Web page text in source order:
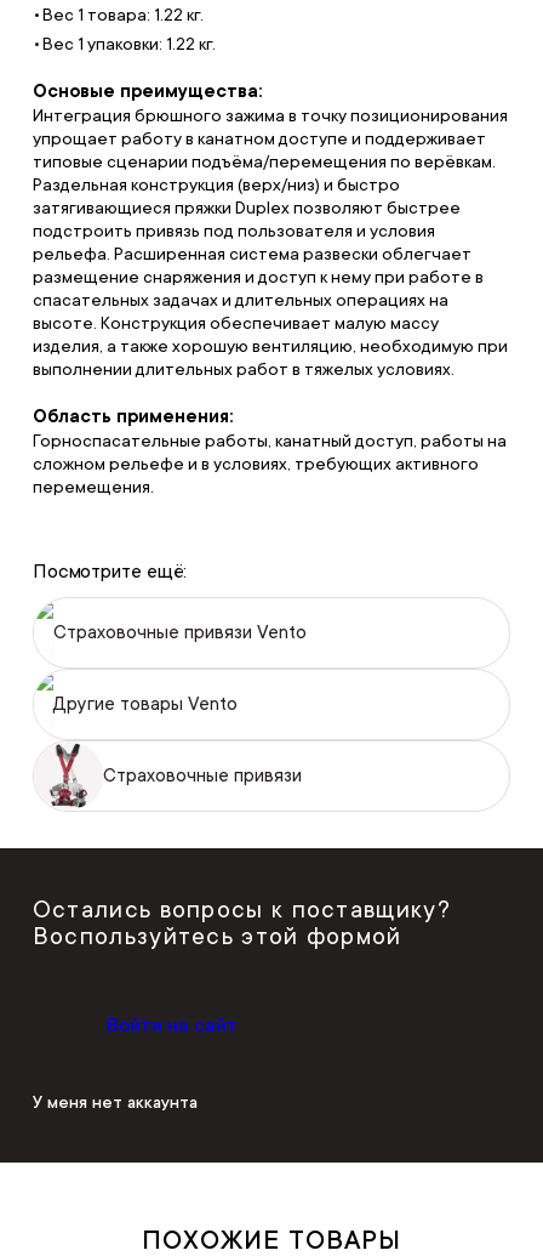
Вес 1 товара: 1.22 кг.
Вес 1 упаковки: 1.22 кг.
Основые преимущества:
Интеграция брюшного зажима в точку позиционирования
упрощает работу в канатном доступе и поддерживает
типовые сценарии подъёма/перемещения по верёвкам.
Раздельная конструкция (верх/низ) и быстро
затягивающиеся пряжки Duplex позволяют быстрее
подстроить привязь под пользователя и условия
рельефа. Расширенная система развески облегчает
размещение снаряжения и доступ к нему при работе в
спасательных задачах и длительных операциях на
высоте. Конструкция обеспечивает малую массу
изделия, а также хорошую вентиляцию, необходимую при
выполнении длительных работ в тяжелых условиях.
Область применения:
Горноспасательные работы, канатный доступ, работы на
сложном рельефе и в условиях, требующих активного
перемещения.
Посмотрите ещё:
Страховочные привязи Vento
Другие товары Vento
Страховочные привязи
Остались вопросы к поставщику?
Воспользуйтесь этой формой
Войти на сайт
У меня нет аккаунта
ПОХОЖИЕ ТОВАРЫ